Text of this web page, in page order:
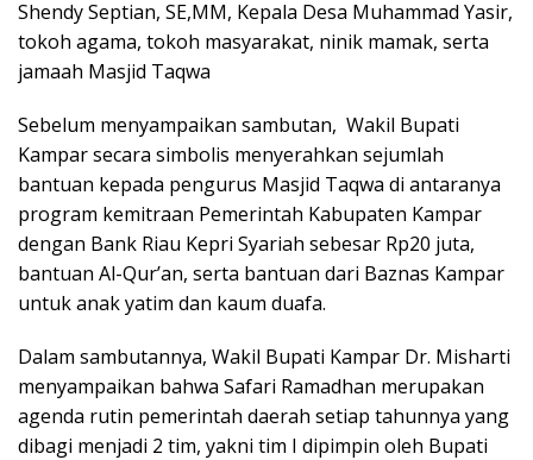
Shendy Septian, SE,MM, Kepala Desa Muhammad Yasir,
tokoh agama, tokoh masyarakat, ninik mamak, serta
jamaah Masjid Taqwa
Sebelum menyampaikan sambutan, Wakil Bupati
Kampar secara simbolis menyerahkan sejumlah
bantuan kepada pengurus Masjid Taqwa di antaranya
program kemitraan Pemerintah Kabupaten Kampar
dengan Bank Riau Kepri Syariah sebesar Rp20 juta,
bantuan Al-Qur’an, serta bantuan dari Baznas Kampar
untuk anak yatim dan kaum duafa.
Dalam sambutannya, Wakil Bupati Kampar Dr. Misharti
menyampaikan bahwa Safari Ramadhan merupakan
agenda rutin pemerintah daerah setiap tahunnya yang
dibagi menjadi 2 tim, yakni tim I dipimpin oleh Bupati